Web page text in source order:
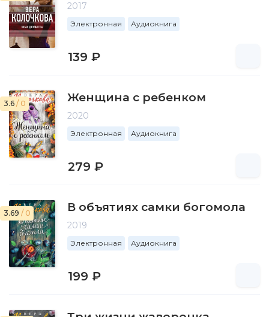
2017
Электронная Аудиокнига
139 ₽
3.6 / 0 Женщина с ребенком
2020
Электронная Аудиокнига
279 ₽
3.69 / 0 В объятиях самки богомола
2019
Электронная Аудиокнига
199 ₽